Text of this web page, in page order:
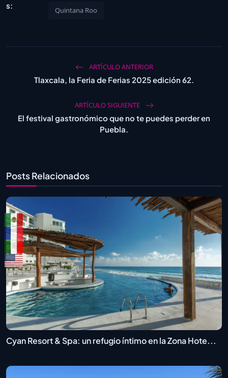
s:
Quintana Roo
ARTÍCULO ANTERIOR
Tlaxcala, la Feria de Ferias 2025 edición 62.
ARTÍCULO SIGUIENTE
El festival gastronómico que no te puedes perder en
Puebla.
Posts Relacionados
Cyan Resort & Spa: un refugio íntimo en la Zona Hote...